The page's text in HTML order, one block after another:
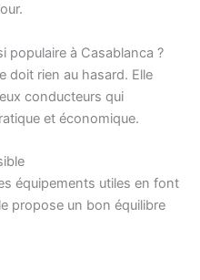
populaire à Casablanca ?
doit rien au hasard. Elle
conducteurs qui
et économique.
équipements utiles en font
propose un bon équilibre